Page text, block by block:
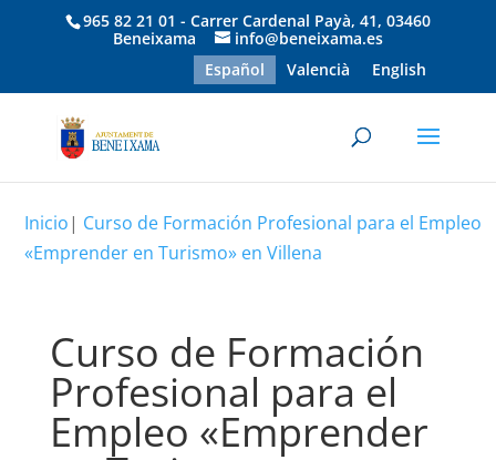
965 82 21 01 - Carrer Cardenal Payà, 41, 03460
Beneixama
info@beneixama.es
Español
Valencià English
Inicio| Curso de Formación Profesional para el Empleo
«Emprender en Turismo» en Villena
Curso de Formación
Profesional para el
Empleo «Emprender